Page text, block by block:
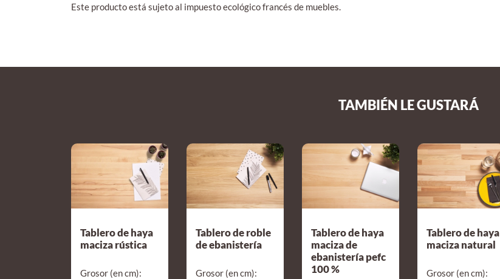
Este producto está sujeto al impuesto ecológico francés de muebles.
TAMBIÉN LE GUSTARÁ
Tablero de haya
maciza rústica
Grosor (en cm):
Tablero de roble
de ebanistería
Grosor (en cm):
Tablero de haya
maciza de
ebanistería pefc
100 %
Tablero de haya
maciza natural
Grosor (en cm):